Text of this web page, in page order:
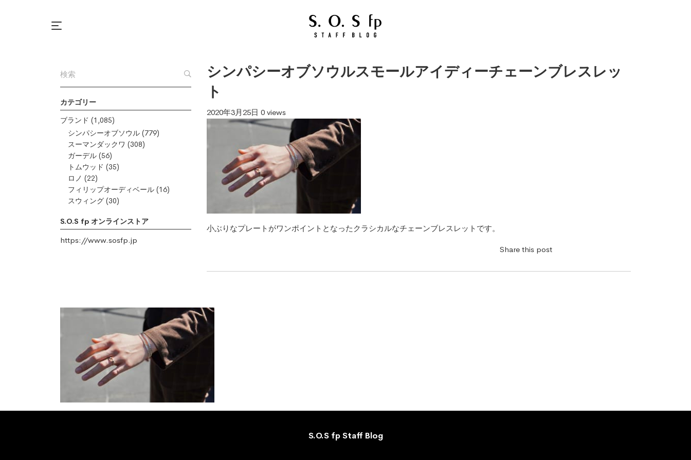
カテゴリー
ブランド (1,085)
シンパシーオブソウル (779)
スーマンダックワ (308)
ガーデル (56)
トムウッド (35)
ロノ (22)
フィリップオーディベール (16)
スウィング (30)
S.O.S fp オンラインストア
https://www.sosfp.jp
シンパシーオブソウルスモールアイディーチェーンブレスレッ
ト
2020年3月25日 0 views
小ぶりなプレートがワンポイントとなったクラシカルなチェーンブレスレットです。
Share this post
S.O.S fp Staff Blog